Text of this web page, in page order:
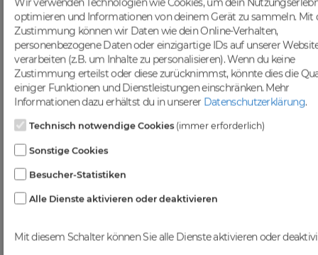
du deine Online-Präsenz optimieren
und deine Zielgruppe gezielt
ansprechen. Nutze die Möglichkeit,
gezielten Traffic anzuziehen und deine
Sichtbarkeit in Suchmaschinen zu
steigern.
Profitiere von einer
Domains
breite Auswahl an erstklassigen
entdeckt zu werden. Nutze diese
Online-Präsenz zu stärken und dein
Geschäft erfolgreich im digitalen
Wir verwenden Technologien wie Cookies, um dein
optimieren und Informationen von deinem Gerät zu sammeln. Mit
Zustimmung können wir Daten wie dein Online-Verhalten,
personenbezogene Daten oder einzigartige IDs auf unserer
verarbeiten (z.B. um Inhalte zu personalisieren). Wenn du keine
Zustimmung erteilst oder diese zurücknimmst, könnte dies die
einiger Funktionen und Dienstleistungen einschränken. Mehr
Informationen dazu erhältst du in unserer Datenschutzerklärung.
Technisch notwendige Cookies (immer erforderlich)
Sonstige Cookies
Besucher-Statistiken
Alle Dienste aktivieren oder deaktivieren
Mit diesem Schalter können Sie alle Dienste aktivieren oder